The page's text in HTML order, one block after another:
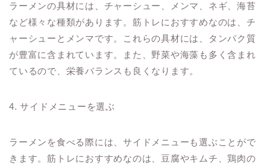
ラーメンの具材には、チャーシュー、メンマ、ネギ、海苔
など様々な種類があります。筋トレにおすすめなのは、チ
ャーシューとメンマです。これらの具材には、タンパク質
が豊富に含まれています。また、野菜や海藻も多く含まれ
ているので、栄養バランスも良くなります。
4. サイドメニューを選ぶ
ラーメンを食べる際には、サイドメニューも選ぶことがで
きます。筋トレにおすすめなのは、豆腐やキムチ、鶏肉の